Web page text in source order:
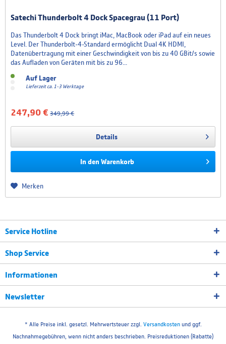
Satechi Thunderbolt 4 Dock Spacegrau (11 Port)
Das Thunderbolt 4 Dock bringt iMac, MacBook oder iPad auf ein neues
Level. Der Thunderbolt-4-Standard ermöglicht Dual 4K HDMI,
Datenübertragung mit einer Geschwindigkeit von bis zu 40 GBit/s sowie
das Aufladen von Geräten mit bis zu 96...
Auf Lager
Lieferzeit ca. 1-3 Werktage
247,90 € 349,99 €
Details
In den Warenkorb
Merken
Service Hotline
Shop Service
Informationen
Newsletter
* Alle Preise inkl. gesetzl. Mehrwertsteuer zzgl. Versandkostenund ggf.
Nachnahmegebühren, wenn nicht anders beschrieben. Preisreduktionen (Rabatte)